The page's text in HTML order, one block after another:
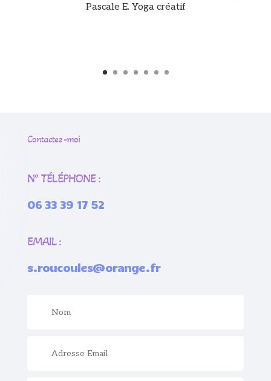
Pascale E. Yoga créatif
Contactez -moi
N° TÉLÉPHONE :
06 33 39 17 52
EMAIL :
s.roucoules@orange.fr